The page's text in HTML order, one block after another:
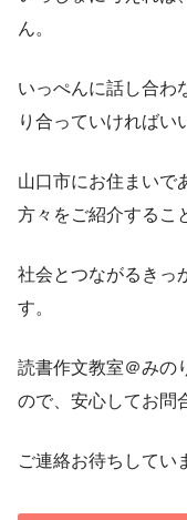
ん。
いっぺんに話し合わ
り合っていければい
山口市にお住まいで
方々をご紹介するこ
社会とつながるきっ
す。
読書作文教室＠みの
ので、安心してお問
ご連絡お待ちしてい